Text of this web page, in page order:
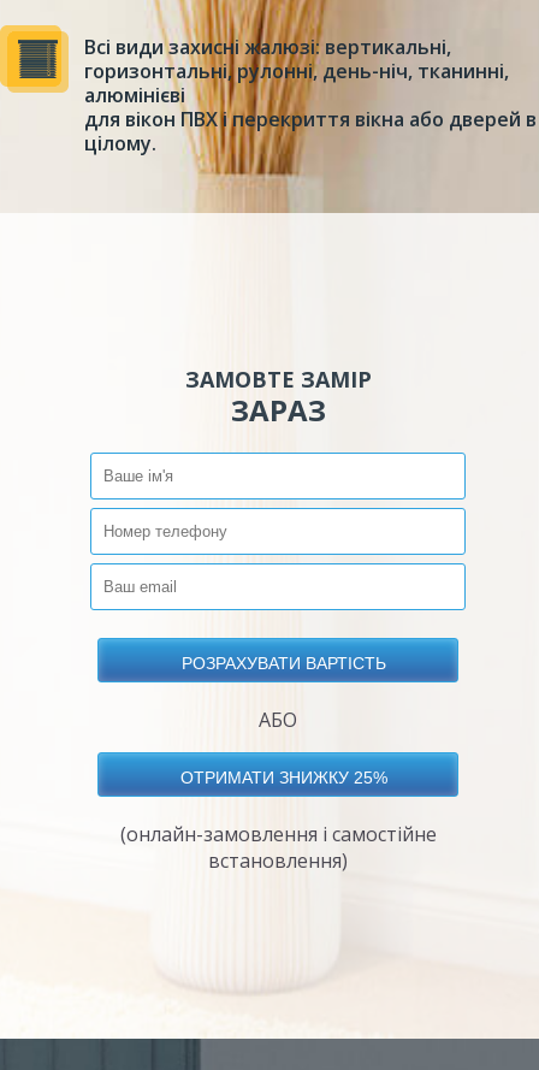
Всі види захисні жалюзі: вертикальні,
горизонтальні, рулонні, день-ніч, тканинні,
алюмінієві
для вікон ПВХ і перекриття вікна або дверей в
цілому.
ЗАМОВТЕ ЗАМІР
ЗАРАЗ
АБО
(онлайн-замовлення і самостійне
встановлення)